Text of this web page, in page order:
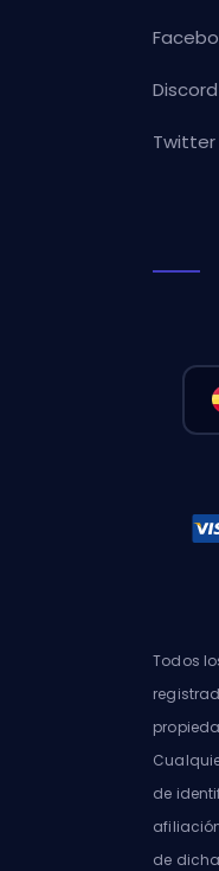
Discord
Twitter
Todos
de
de